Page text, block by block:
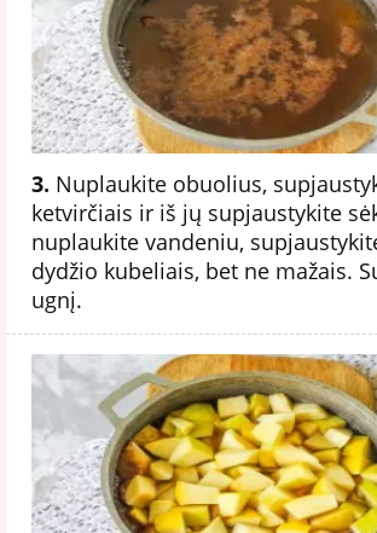
3. Nuplaukite obuolius,
ketvirčiais ir iš jų supjaustykite
nuplaukite vandeniu,
dydžio kubeliais, bet ne mažais.
ugnį.